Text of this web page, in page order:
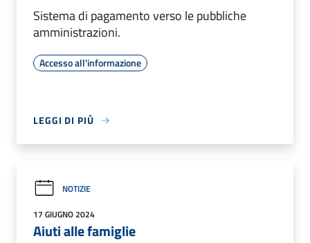
Sistema di pagamento verso le pubbliche
amministrazioni.
Accesso all'informazione
LEGGI DI PIÙ
NOTIZIE
17 GIUGNO 2024
Aiuti alle famiglie